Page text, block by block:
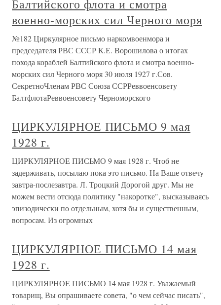
Балтийского флота и смотра
военно-морских сил Черного моря
№182 Циркулярное письмо наркомвоенмора и
председателя РВС СССР К.Е. Ворошилова о итогах
похода кораблей Балтийского флота и смотра военно-
морских сил Черного моря 30 июля 1927 г.Сов.
СекретноЧленам РВС Союза ССРРеввоенсовету
БалтфлотаРеввоенсовету Черноморского
ЦИРКУЛЯРНОЕ ПИСЬМО 9 мая
1928 г.
ЦИРКУЛЯРНОЕ ПИСЬМО 9 мая 1928 г. Чтоб не
задерживать, посылаю пока это письмо. На Ваше отвечу
завтра-послезавтра. Л. Троцкий Дорогой друг. Мы не
можем вести отсюда политику "накоротке", высказываясь
эпизодически по отдельным, хотя бы и существенным,
вопросам. Из огромных
ЦИРКУЛЯРНОЕ ПИСЬМО 14 мая
1928 г.
ЦИРКУЛЯРНОЕ ПИСЬМО 14 мая 1928 г. Уважаемый
товарищ, Вы опрашиваете совета, "о чем сейчас писать",